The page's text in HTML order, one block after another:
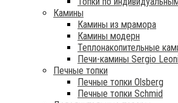
Камины
Камины из мрамора
Камины модерн
Теплонакопительные
Печи-камины Sergio Leoni
Печные топки
Печные топки Olsberg
Печные топки Schmid